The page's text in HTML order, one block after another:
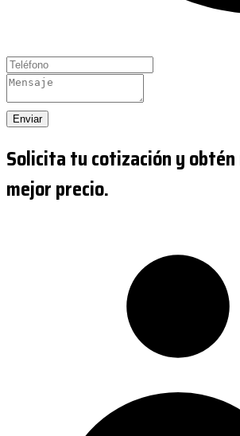
Enviar
Solicita tu cotización y
mejor precio.